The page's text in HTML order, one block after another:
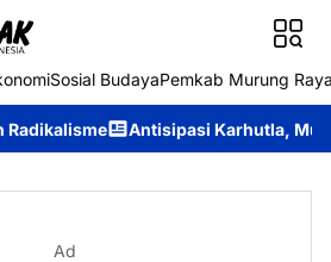
Sosial BudayaPemkab Murung
Karhutla, Murung Raya Resmi
Ad